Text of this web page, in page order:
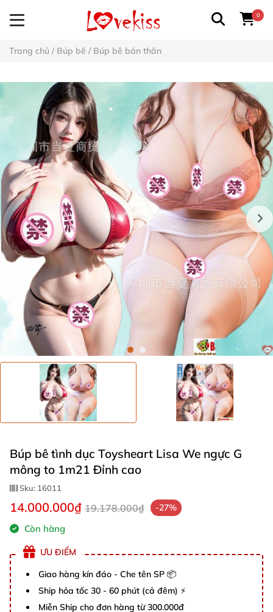
0
Trang chủ / Búp bê / Búp bê bán thân
Búp bê tình dục Toysheart Lisa We ngực G
mông to 1m21 Đỉnh cao
Sku: 16011
14.000.000₫ 19.178.000₫ -27%
Còn hàng
ƯU ĐIỂM
Giao hàng kín đáo - Che tên SP 📦
Ship hỏa tốc 30 - 60 phút (cả đêm) ⚡
Miễn Ship cho đơn hàng từ 300.000đ